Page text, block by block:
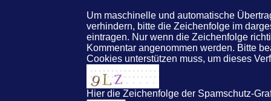
Um maschinelle und automatische
verhindern, bitte die Zeichenfolge im
eintragen. Nur wenn die Zeichenfolge
Kommentar angenommen werden. Bitte
Cookies unterstützen muss, um dieses
Hier die Zeichenfolge der Spamschutz-